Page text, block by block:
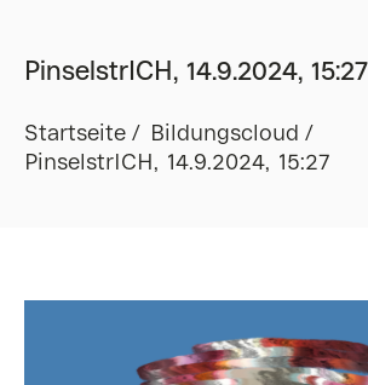
PinselstrICH, 14.9.2024, 15:27
Startseite
Bildungscloud
PinselstrICH, 14.9.2024, 15:27